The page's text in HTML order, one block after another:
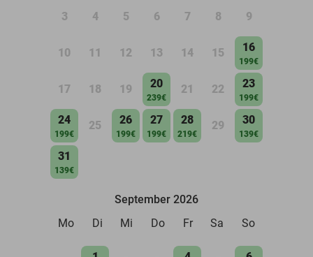
3 4 5 6 7 8 9
10 11 12 13 14 15 16
199€
17 18 19 20
239€
21 22 23
199€
24
199€
25 26
199€
27
199€
28
219€
29 30
139€
31
139€
September 2026
Mo
Di Mi Do Fr Sa So